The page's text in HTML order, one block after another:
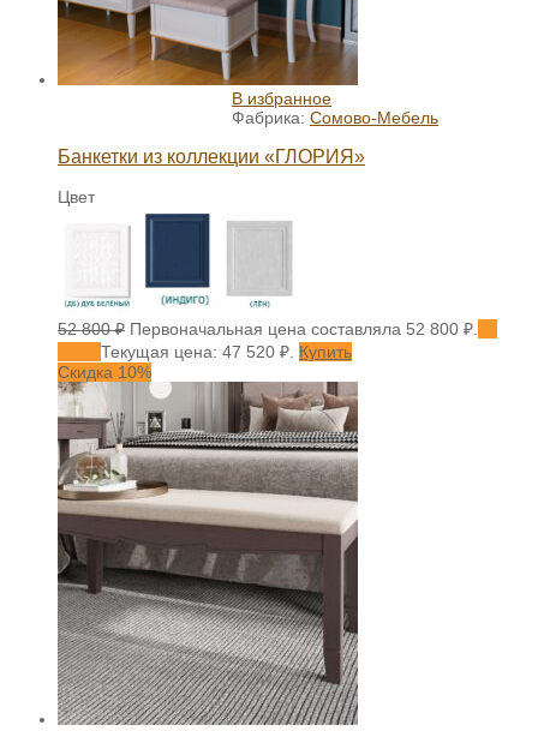
В избранное
Фабрика: Сомово-Мебель
Банкетки из коллекции «ГЛОРИЯ»
Цвет
52 800₽ Первоначальная цена составляла 52 800 ₽.
Текущая цена: 47 520 ₽. Купить
Скидка 10%